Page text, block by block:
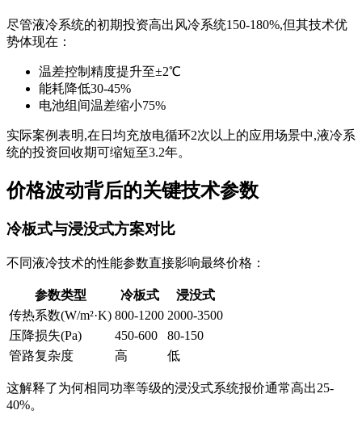
尽管液冷系统的初期投资高出风冷系统150-180%,但其技术优
势体现在：
温差控制精度提升至±2℃
能耗降低30-45%
电池组间温差缩小75%
实际案例表明,在日均充放电循环2次以上的应用场景中,液冷系
统的投资回收期可缩短至3.2年。
价格波动背后的关键技术参数
冷板式与浸没式方案对比
不同液冷技术的性能参数直接影响最终价格：
参数类型 冷板式
浸没式
传热系数(W/m²·K) 800-1200 2000-3500
压降损失(Pa)
450-600
80-150
管路复杂度
高 低
这解释了为何相同功率等级的浸没式系统报价通常高出25-
40%。